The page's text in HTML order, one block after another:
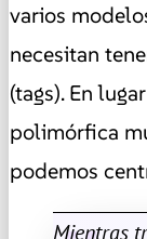
varios
necesitan
(tags). En
polimórfica
podemos
Mientras